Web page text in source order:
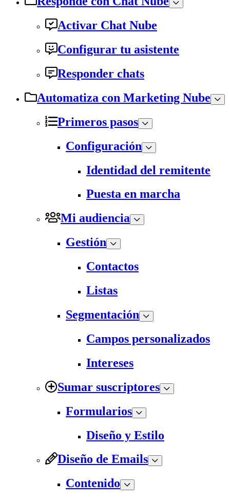
Activar Chat Nube
Configurar tu asistente
Responder chats
Automatiza con Marketing Nube
Primeros pasos
Configuración
Identidad del remitente
Puesta en marcha
Mi audiencia
Gestión
Contactos
Listas
Segmentación
Campos personalizados
Intereses
Sumar suscriptores
Formularios
Diseño y Estilo
Diseño de Emails
Contenido